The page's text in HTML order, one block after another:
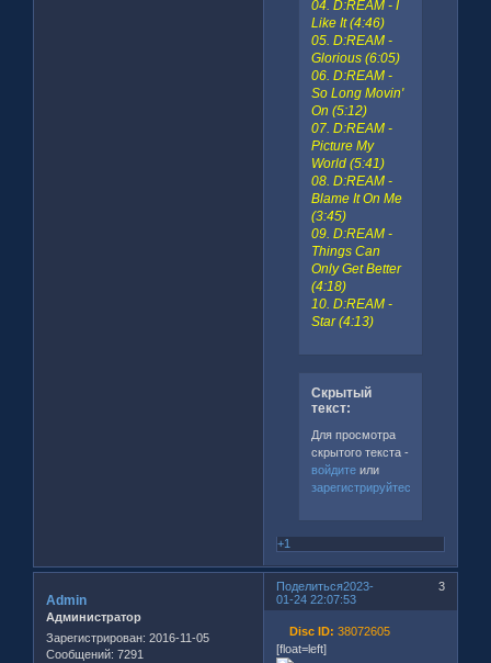
04. D:REAM - I
Like It (4:46)
05. D:REAM -
Glorious (6:05)
06. D:REAM -
So Long Movin'
On (5:12)
07. D:REAM -
Picture My
World (5:41)
08. D:REAM -
Blame It On Me
(3:45)
09. D:REAM -
Things Can
Only Get Better
(4:18)
10. D:REAM -
Star (4:13)
Скрытый
текст:
Для просмотра
скрытого текста -
войдитеили
зарегистрируйтесь
+1
Поделиться 3
2023-
01-24 22:07:53
Admin
Администратор
Зарегистрирован: 2016-11-05
Сообщений: 7291
Disc ID: 38072605
[float=left]